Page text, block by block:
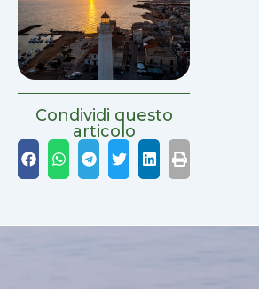
Condividi questo
articolo